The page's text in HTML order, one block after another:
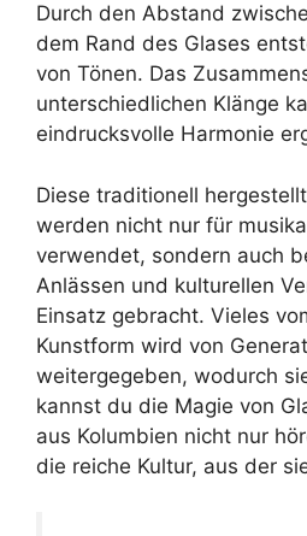
Durch den Abstand
dem Rand des Glases
von Tönen. Das
unterschiedlichen Klänge
eindrucksvolle Harmonie
Diese traditionell
werden nicht nur für
verwendet, sondern auch
Anlässen und kulturellen
Einsatz gebracht. Vieles
Kunstform wird von
weitergegeben, wodurch
kannst du die Magie von
aus Kolumbien nicht nur
die reiche Kultur, aus der